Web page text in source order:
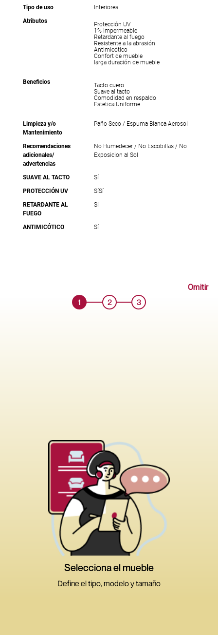
Tipo de uso
Interiores
Atributos
Protección UV
1% Impermeable
Retardante al fuego
Resistente a la abrasión
Antimicótico
Confort de mueble
larga duración de mueble
Beneficios
Tacto cuero
Suave al tacto
Comodidad en respaldo
Estetica Uniforme
Limpieza y/o
Mantenimiento
Paño Seco / Espuma Blanca Aerosol
Recomendaciones
adicionales/
advertencias
No Humedecer / No Escobillas / No
Exposicion al Sol
SUAVE AL TACTO
Sí
PROTECCIÓN UV
SíSí
RETARDANTE AL
FUEGO
Sí
ANTIMICÓTICO Sí